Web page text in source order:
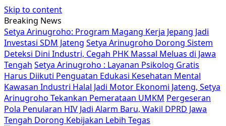
Skip to content
Breaking News
Setya Arinugroho: Program Magang Kerja Jepang Jadi
Investasi SDM Jateng Setya Arinugroho Dorong Sistem
Deteksi Dini Industri, Cegah PHK Massal Meluas di Jawa
Tengah Setya Arinugroho : Layanan Psikolog Gratis
Harus Diikuti Penguatan Edukasi Kesehatan Mental
Kawasan Industri Halal Jadi Motor Ekonomi Jateng, Setya
Arinugroho Tekankan Pemerataan UMKM Pergeseran
Pola Penularan HIV Jadi Alarm Baru, Wakil DPRD Jawa
Tengah Dorong Kebijakan Lebih Tegas